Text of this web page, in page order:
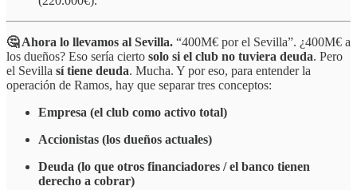
🤔 Ahora lo llevamos al Sevilla. “400M€ por el Sevilla”. ¿400M€ a
los dueños? Eso sería cierto solo si el club no tuviera deuda. Pero
el Sevilla sí tiene deuda. Mucha. Y por eso, para entender la
operación de Ramos, hay que separar tres conceptos:
Empresa (el club como activo total)
Accionistas (los dueños actuales)
Deuda (lo que otros financiadores / el banco tienen
derecho a cobrar)